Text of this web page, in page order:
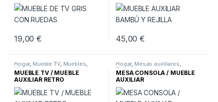
19,00€ 45,00€
Hogar, Mueble TV, Muebles,
Vintage
MUEBLE TV / MUEBLE
AUXILIAR RETRO
Hogar, Mesas auxiliares,
Recibidor
MESA CONSOLA / MUEBLE
AUXILIAR